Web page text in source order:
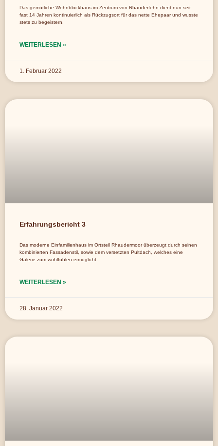
Das gemütliche Wohnblockhaus im Zentrum von Rhauderfehn dient nun seit
fast 14 Jahren kontinuierlich als Rückzugsort für das nette Ehepaar und wusste
stets zu begeistern.
WEITERLESEN »
1. Februar 2022
Erfahrungsbericht 3
Das moderne Einfamilienhaus im Ortsteil Rhaudermoor überzeugt durch seinen
kombinierten Fassadenstil, sowie dem versetzten Pultdach, welches eine
Galerie zum wohlfühlen ermöglicht.
WEITERLESEN »
28. Januar 2022